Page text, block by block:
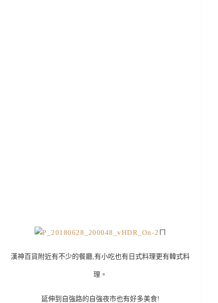
ㄇ
漢神百貨附近有不少的餐廳,有小吃也有日式料理更有韓式料
理。
延伸到自強路的自強夜市也有好多美食!